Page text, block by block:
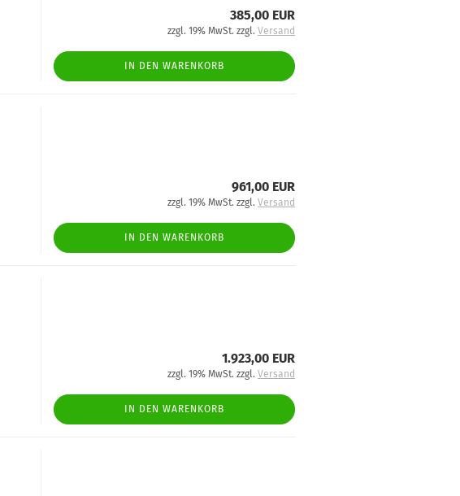
385,00 EUR
zzgl. 19% MwSt. zzgl. Versand
IN DEN WARENKORB
961,00 EUR
zzgl. 19% MwSt. zzgl. Versand
IN DEN WARENKORB
1.923,00 EUR
zzgl. 19% MwSt. zzgl. Versand
IN DEN WARENKORB